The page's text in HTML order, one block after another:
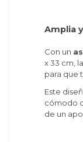
Amplia
Con un
x 33 cm,
para que
Este
cómodo
de un